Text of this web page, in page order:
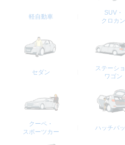
軽自動車
SUV・
クロカン
セダン
ステーシ
ワゴン
クーペ・
スポーツカー
ハッチバ